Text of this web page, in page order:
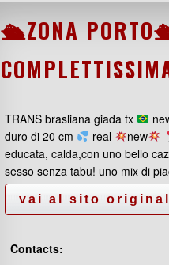
🛳ZONA
TRANS brasliana giada tx
duro di 20 cm
real new
educata, calda,con uno bello
sesso senza tabu! uno mix di
Contacts: